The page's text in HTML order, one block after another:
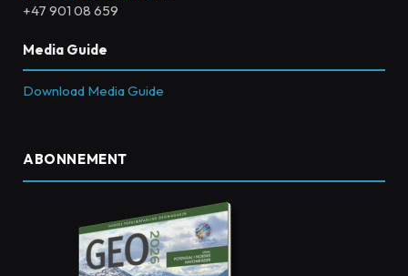
+47 901 08 659
Media Guide
Download Media Guide
ABONNEMENT